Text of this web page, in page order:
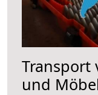
Transport
und